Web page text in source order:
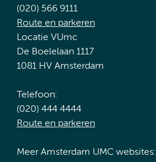
(020) 566 9111
Route en parkeren
Locatie VUmc
De Boelelaan 1117
1081 HV Amsterdam
Telefoon:
(020) 444 4444
Route en parkeren
Meer Amsterdam UMC websites: